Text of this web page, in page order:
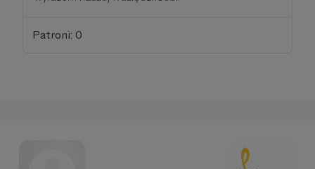
Patroni: 0